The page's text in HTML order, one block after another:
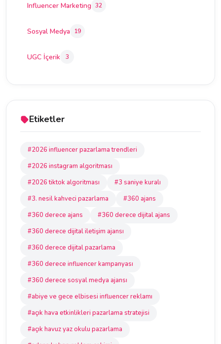
Influencer Marketing 32
Sosyal Medya 19
UGC İçerik 3
Etiketler
#2026 influencer pazarlama trendleri
#2026 instagram algoritması
#2026 tiktok algoritması
#3 saniye kuralı
#3. nesil kahveci pazarlama
#360 ajans
#360 derece ajans
#360 derece dijital ajans
#360 derece dijital iletişim ajansı
#360 derece dijital pazarlama
#360 derece influencer kampanyası
#360 derece sosyal medya ajansı
#abiye ve gece elbisesi influencer reklamı
#açık hava etkinlikleri pazarlama stratejisi
#açık havuz yaz okulu pazarlama